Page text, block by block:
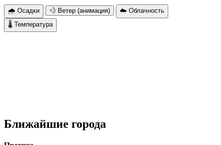
🌧 Осадки 💨 Ветер (анимация)
☁️ Облачность
🌡 Температура
Ближайшие города